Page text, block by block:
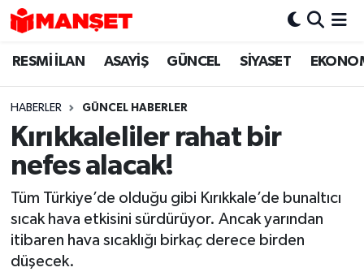
RESMİ İLAN ASAYİŞ GÜNCEL SİYASET
HABERLER GÜNCEL HABERLER
Kırıkkaleliler rahat bir
nefes alacak!
Tüm Türkiye’de olduğu gibi Kırıkkale’de bunaltıcı
sıcak hava etkisini sürdürüyor. Ancak yarından
itibaren hava sıcaklığı birkaç derece birden
düşecek.
Hava Durumu
Trafik Durumu
Süper Lig Puan Durumu ve Fikstür
Son Dakika Haberleri
Haber Arşivi